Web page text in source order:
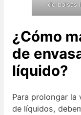
de bolsas
¿Cómo
de
líquido?
Para prolongar la
de líquidos,